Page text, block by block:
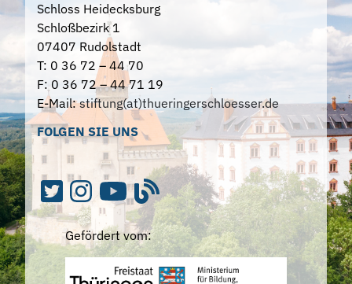
Schloss Heidecksburg
Schloßbezirk 1
07407 Rudolstadt
T: 0 36 72 – 44 70
F: 0 36 72 – 44 71 19
E-Mail:stiftung(at)thueringerschloesser.de
FOLGEN SIE UNS
Gefördert vom: